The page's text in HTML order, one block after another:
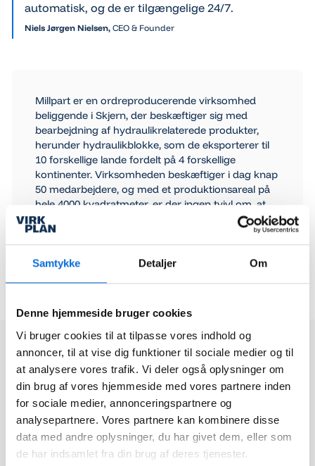
Samtykke Detaljer Om
Denne hjemmeside bruger cookies
Vi bruger cookies til at tilpasse vores indhold og
annoncer, til at vise dig funktioner til sociale medier og til
at analysere vores trafik. Vi deler også oplysninger om
din brug af vores hjemmeside med vores partnere inden
for sociale medier, annonceringspartnere og
analysepartnere. Vores partnere kan kombinere disse
data med andre oplysninger, du har givet dem, eller som
de har indsamlet fra din brug af deres tjenester.
automatisk, og de er tilgængelige 24/7.
Niels Jørgen Nielsen, CEO & Founder
Millpart er en ordreproducerende virksomhed
beliggende i Skjern, der beskæftiger sig med
bearbejdning af hydraulikrelaterede produkter,
herunder hydraulikblokke, som de eksporterer til
10 forskellige lande fordelt på 4 forskellige
kontinenter. Virksomheden beskæftiger i dag knap
50 medarbejdere, og med et produktionsareal på
hele 4000 kvadratmeter, er der ingen tvivl om, at
Business Intelligence er et fordelagtigt værktøj til at
skabe overblik over virksomhedens mange
processer.
Gå til hjemmeside
kunder siger
MJ Service samler planlægning og
data med Virkplan Projects og BI
MJ Service leverer blandt andet ejendomsservice og
vinduespolering til virksomheder og boligforeninger. For at
skabe bedre overblik over planlægning, data og fakturering
har virksomheden implementeret Virkplan Projects oven på